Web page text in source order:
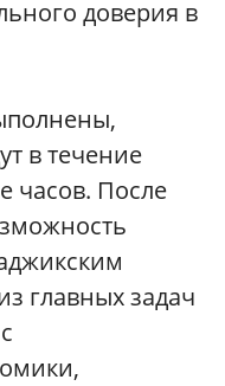
доверия в
в течение
часов. После
главных задач